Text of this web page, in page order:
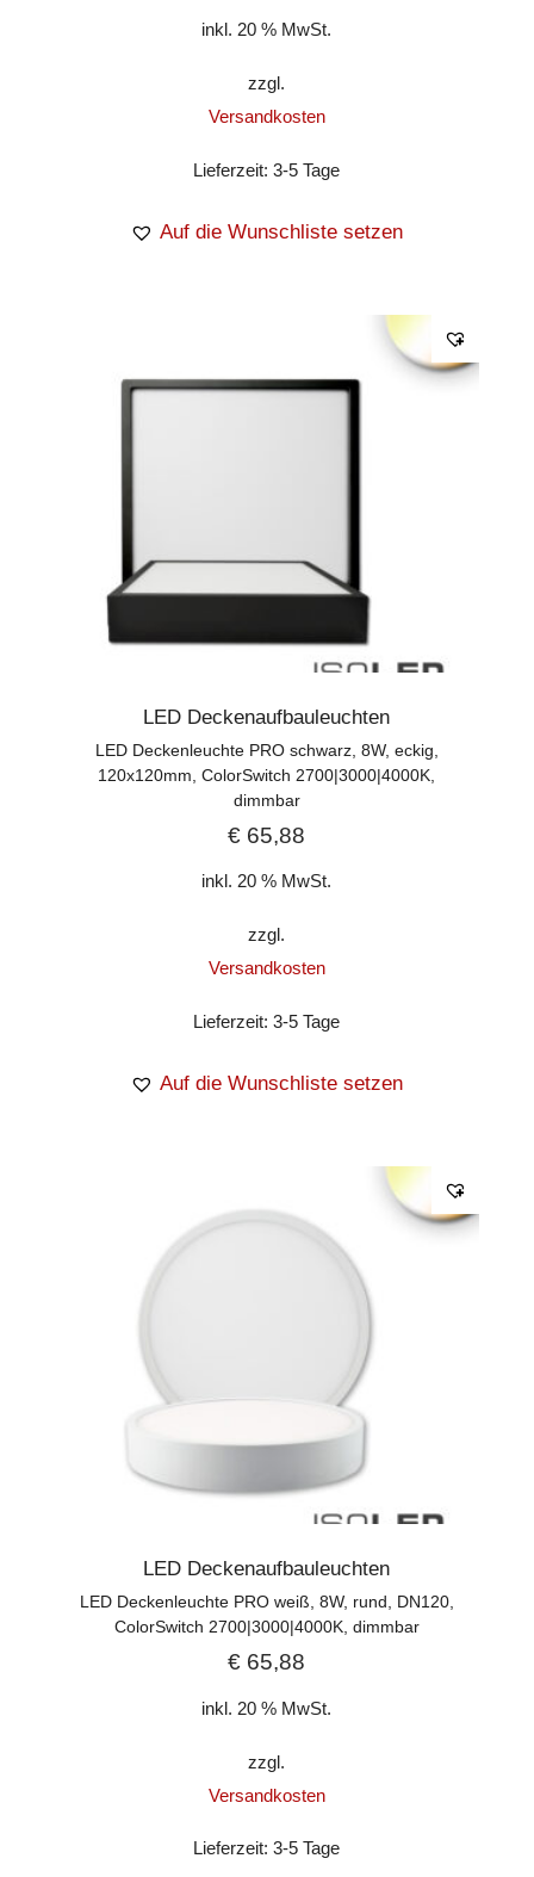
inkl. 20 % MwSt.
zzgl.
Versandkosten
Lieferzeit:3-5 Tage
Auf die Wunschliste setzen
LED Deckenaufbauleuchten
LED Deckenleuchte PRO schwarz, 8W, eckig,
120x120mm, ColorSwitch 2700|3000|4000K,
dimmbar
€ 65,88
inkl. 20 % MwSt.
zzgl.
Versandkosten
Lieferzeit:3-5 Tage
Auf die Wunschliste setzen
LED Deckenaufbauleuchten
LED Deckenleuchte PRO weiß, 8W, rund, DN120,
ColorSwitch 2700|3000|4000K, dimmbar
€ 65,88
inkl. 20 % MwSt.
zzgl.
Versandkosten
Lieferzeit:3-5 Tage